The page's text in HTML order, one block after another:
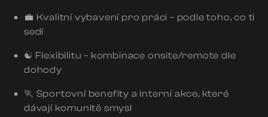
💼 Kvalitní vybavení pro práci – podle toho, co ti
sedí
☯️ Flexibilitu – kombinace onsite/remote dle
dohody
🏃 Sportovní benefity a interní akce, které
dávají komunitě smysl